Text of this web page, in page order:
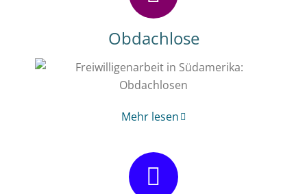
Obdachlose
Mehr lesen